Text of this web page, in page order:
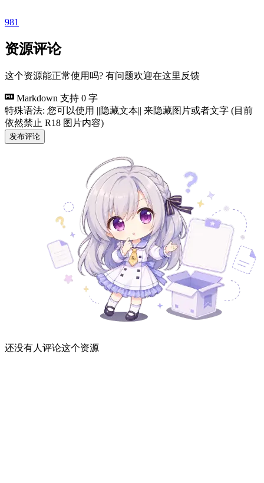
981
资源评论
这个资源能正常使用吗? 有问题欢迎在这里反馈
Markdown 支持 0 字
特殊语法: 您可以使用 ||隐藏文本|| 来隐藏图片或者文字 (目前
依然禁止 R18 图片内容)
发布评论
还没有人评论这个资源